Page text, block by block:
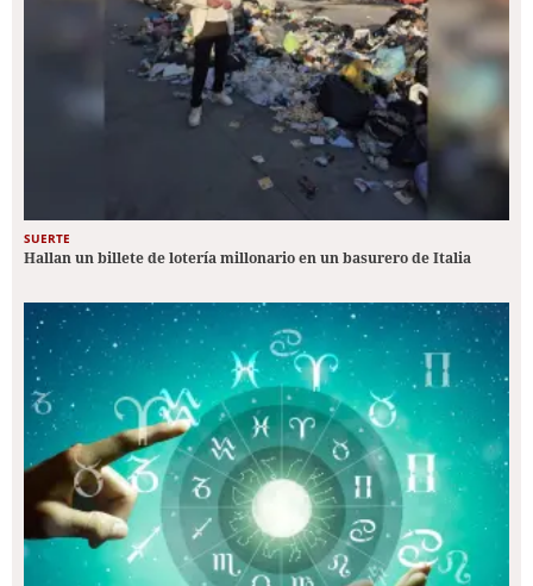
SUERTE
Hallan un billete de lotería millonario en un basurero de Italia